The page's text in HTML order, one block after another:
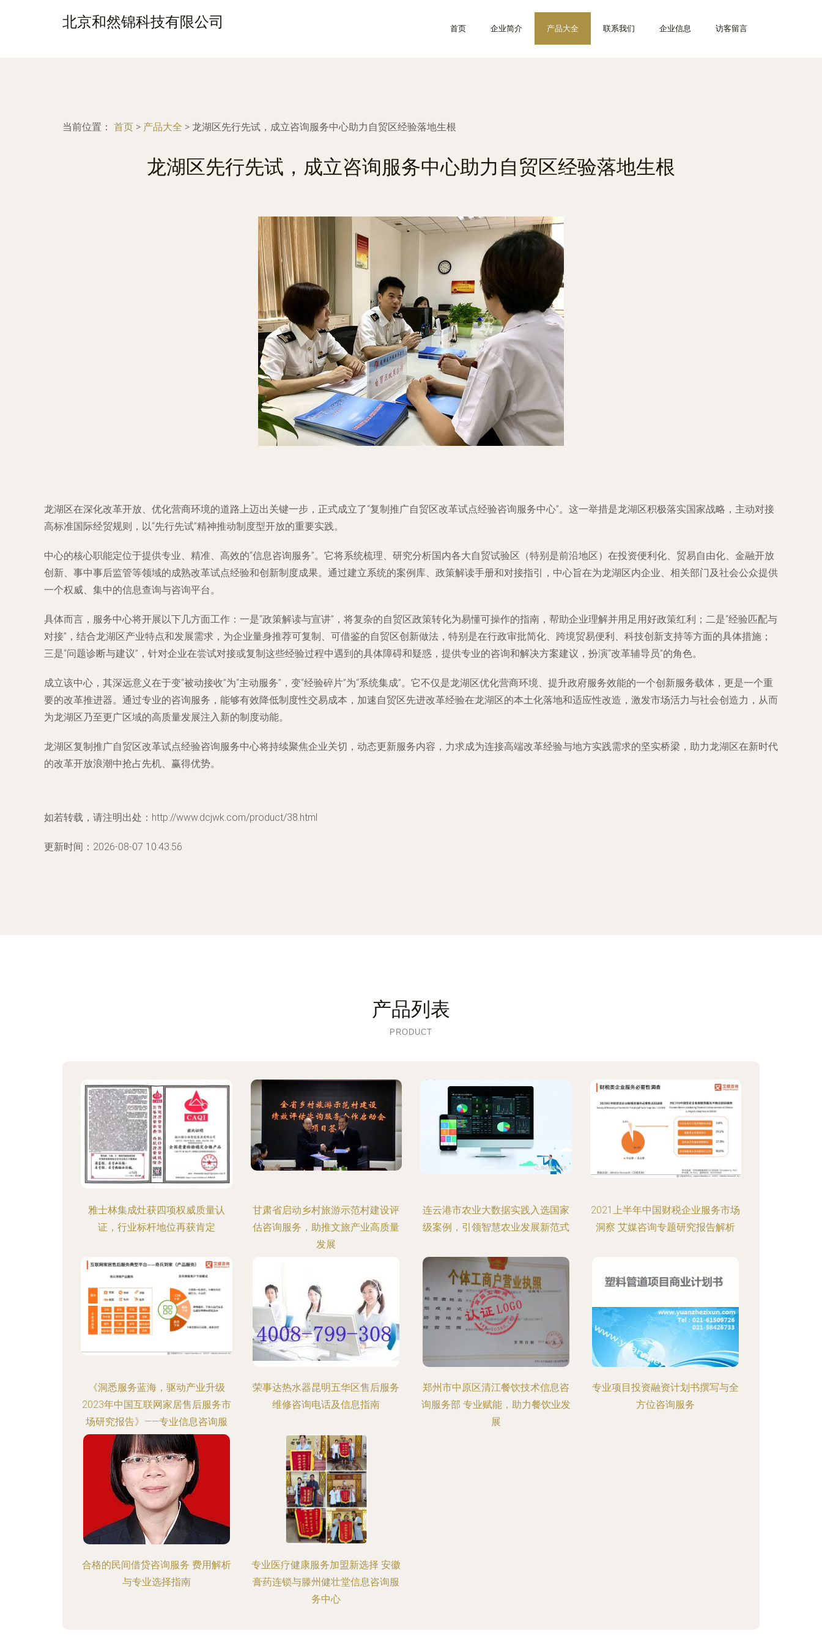
北京和然锦科技有限公司 首页 企业简介 产品大全 联系我们 企业信息 访客留言
当前位置： 首页 > 产品大全 > 龙湖区先行先试，成立咨询服务中心助力自贸区经验落地生根
龙湖区先行先试，成立咨询服务中心助力自贸区经验落地生根
龙湖区在深化改革开放、优化营商环境的道路上迈出关键一步，正式成立了“复制推广自贸区改革试点经验咨询服务中心”。这一举措是龙湖区积极落实国家战略，主动对接
高标准国际经贸规则，以“先行先试”精神推动制度型开放的重要实践。
中心的核心职能定位于提供专业、精准、高效的“信息咨询服务”。它将系统梳理、研究分析国内各大自贸试验区（特别是前沿地区）在投资便利化、贸易自由化、金融开放
创新、事中事后监管等领域的成熟改革试点经验和创新制度成果。通过建立系统的案例库、政策解读手册和对接指引，中心旨在为龙湖区内企业、相关部门及社会公众提供
一个权威、集中的信息查询与咨询平台。
具体而言，服务中心将开展以下几方面工作：一是“政策解读与宣讲”，将复杂的自贸区政策转化为易懂可操作的指南，帮助企业理解并用足用好政策红利；二是“经验匹配与
对接”，结合龙湖区产业特点和发展需求，为企业量身推荐可复制、可借鉴的自贸区创新做法，特别是在行政审批简化、跨境贸易便利、科技创新支持等方面的具体措施；
三是“问题诊断与建议”，针对企业在尝试对接或复制这些经验过程中遇到的具体障碍和疑惑，提供专业的咨询和解决方案建议，扮演“改革辅导员”的角色。
成立该中心，其深远意义在于变“被动接收”为“主动服务”，变“经验碎片”为“系统集成”。它不仅是龙湖区优化营商环境、提升政府服务效能的一个创新服务载体，更是一个重
要的改革推进器。通过专业的咨询服务，能够有效降低制度性交易成本，加速自贸区先进改革经验在龙湖区的本土化落地和适应性改造，激发市场活力与社会创造力，从而
为龙湖区乃至更广区域的高质量发展注入新的制度动能。
龙湖区复制推广自贸区改革试点经验咨询服务中心将持续聚焦企业关切，动态更新服务内容，力求成为连接高端改革经验与地方实践需求的坚实桥梁，助力龙湖区在新时代
的改革开放浪潮中抢占先机、赢得优势。
如若转载，请注明出处：http://www.dcjwk.com/product/38.html
更新时间：2026-08-07 10:43:56
产品列表
PRODUCT
雅士林集成灶获四项权威质量认
证，行业标杆地位再获肯定
甘肃省启动乡村旅游示范村建设评
估咨询服务，助推文旅产业高质量
发展
连云港市农业大数据实践入选国家
级案例，引领智慧农业发展新范式
2021上半年中国财税企业服务市场
洞察 艾媒咨询专题研究报告解析
《洞悉服务蓝海，驱动产业升级
2023年中国互联网家居售后服务市
场研究报告》——专业信息咨询服
务的价值洞察
荣事达热水器昆明五华区售后服务
维修咨询电话及信息指南
郑州市中原区清江餐饮技术信息咨
询服务部 专业赋能，助力餐饮业发
展
专业项目投资融资计划书撰写与全
方位咨询服务
合格的民间借贷咨询服务 费用解析
与专业选择指南
专业医疗健康服务加盟新选择 安徽
膏药连锁与滕州健壮堂信息咨询服
务中心